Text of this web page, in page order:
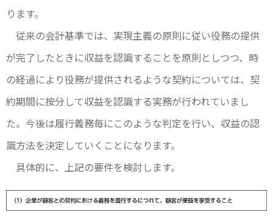
ります。
従来の会計基準では、実現主義の原則に従い役務の提供
が完了したときに収益を認識することを原則としつつ、時
の経過により役務が提供されるような契約については、契
約期間に按分して収益を認識する実務が行われていまし
た。今後は履行義務毎にこのような判定を行い、収益の認
識方法を決定していくことになります。
具体的に、上記の要件を検討します。